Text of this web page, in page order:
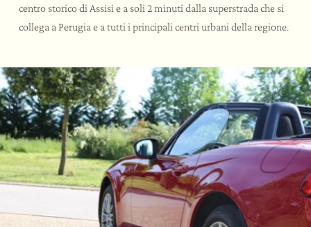
centro storico di Assisi e a soli 2 minuti dalla superstrada che si
collega a Perugia e a tutti i principali centri urbani della regione.